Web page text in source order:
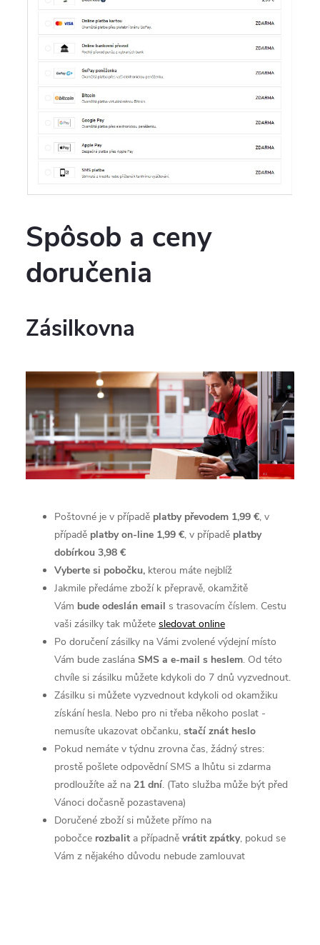
Spôsob a ceny
doručenia
Zásilkovna
Poštovné je v případě platby převodem 1,99 €, v
případě platbyon-line 1,99 €, v případě platby
dobírkou 3,98 €
Vyberte si pobočku, kterou máte nejblíž
Jakmile předáme zboží k přepravě, okamžitě
Vám bude odeslán email s trasovacím číslem. Cestu
vaši zásilky tak můžete sledovat online
Po doručení zásilky na Vámi zvolené výdejní místo
Vám bude zaslána SMS a e-mail s heslem. Od této
chvíle si zásilku můžete kdykoli do 7 dnů vyzvednout.
Zásilku si můžete vyzvednout kdykoli od okamžiku
získání hesla. Nebo pro ni třeba někoho poslat -
nemusíte ukazovat občanku, stačí znát heslo
Pokud nemáte v týdnu zrovna čas, žádný stres:
prostě pošlete odpovědní SMS a lhůtu si zdarma
prodloužíte až na 21 dní. (Tato služba může být před
Vánoci dočasně pozastavena)
Doručené zboží si můžete přímo na
pobočce rozbalit a případně vrátit zpátky, pokud se
Vám z nějakého důvodu nebude zamlouvat